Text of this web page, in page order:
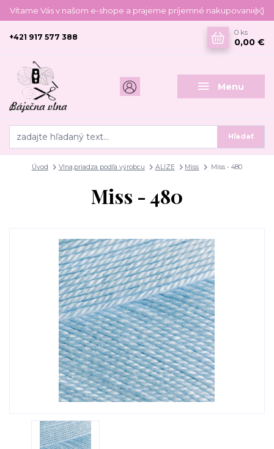
Vítame Vás v našom e-shope a prajeme príjemné nakupovanie :)
Menu
Hľadať
+421 917 577 388
0 ks
0,00 €
Úvod Vlna,priadza podľa výrobcu ALIZE Miss Miss - 480
Miss - 480